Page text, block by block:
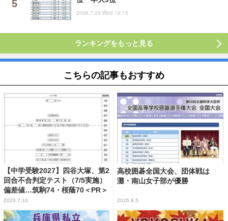
2026.7.29 Wed 19:15
ランキングをもっと見る
こちらの記事もおすすめ
【中学受験2027】四谷大塚、第2
回合不合判定テスト（7/5実施）
偏差値…筑駒74・桜蔭70＜PR＞
2026.7.10
高校囲碁全国大会、団体戦は
灘・南山女子部が優勝
2026.8.5